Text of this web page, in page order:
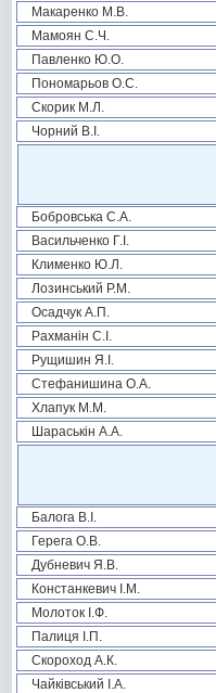
Макаренко М.В.
Мамоян С.Ч.
Павленко Ю.О.
Пономарьов О.С.
Скорик М.Л.
Чорний В.І.
Бобровська С.А.
Васильченко Г.І.
Клименко Ю.Л.
Лозинський Р.М.
Осадчук А.П.
Рахманін С.І.
Рущишин Я.І.
Стефанишина О.А.
Хлапук М.М.
Шараськін А.А.
Балога В.І.
Герега О.В.
Дубневич Я.В.
Констанкевич І.М.
Молоток І.Ф.
Палиця І.П.
Скороход А.К.
Чайківський І.А.